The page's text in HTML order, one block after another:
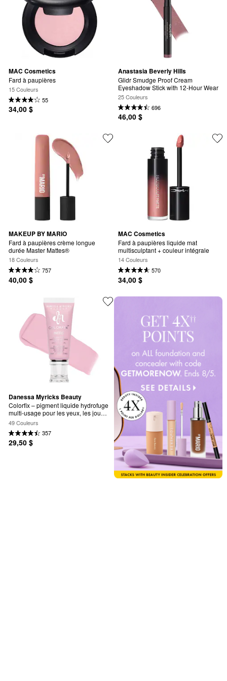
MAC Cosmetics
Fard à paupières
15 Couleurs
55
34,00 $
Anastasia Beverly Hills
Glidr Smudge Proof Cream
Eyeshadow Stick with 12-Hour Wear
25 Couleurs
696
46,00 $
MAKEUP BY MARIO
Fard à paupières crème longue
durée Master Mattes®
18 Couleurs
757
40,00 $
MAC Cosmetics
Fard à paupières liquide mat
multisculptant + couleur intégrale
14 Couleurs
570
34,00 $
Danessa Myricks Beauty
Colorfix – pigment liquide hydrofuge
multi-usage pour les yeux, les joues
et les lèvres
49 Couleurs
357
29,50 $